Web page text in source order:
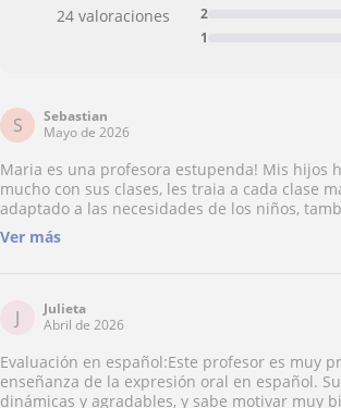
24 valoraciones
1
2
S
Sebastian
Mayo de 2026
Maria es una profesora estupenda! Mis hijos han avanzando
mucho con sus clases, les traia a cada clase
adaptado a las necesidades de los niños,
material complementario durante la semana,
motivada para llevar a los niños a un nivel
Ver más
J
Julieta
Abril de 2026
Evaluación en español:Este profesor es muy
enseñanza de la expresión oral en español.
dinámicas y agradables, y sabe motivar muy